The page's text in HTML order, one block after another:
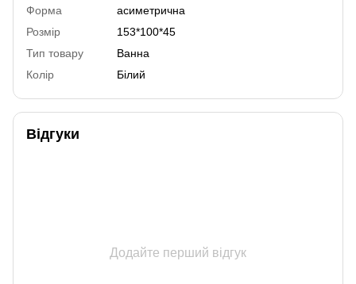
Форма
асиметрична
Розмір
153*100*45
Тип товару
Ванна
Колір
Білий
Відгуки
Додайте перший відгук